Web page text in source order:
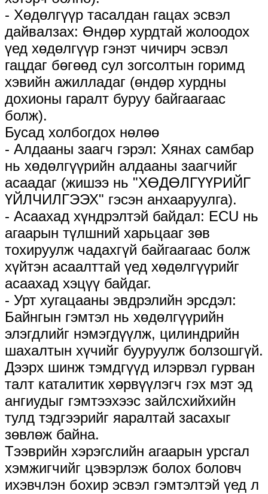
- Хөдөлгүүр тасалдан гацах эсвэл
дайвалзах: Өндөр хурдтай жолоодох
үед хөдөлгүүр гэнэт чичирч эсвэл
гацдаг бөгөөд сул зогсолтын горимд
хэвийн ажилладаг (өндөр хурдны
дохионы гаралт буруу байгаагаас
болж).
Бусад холбогдох нөлөө
- Алдааны заагч гэрэл: Хянах самбар
нь хөдөлгүүрийн алдааны заагчийг
асаадаг (жишээ нь "ХӨДӨЛГҮҮРИЙГ
ҮЙЛЧИЛГЭЭХ" гэсэн анхааруулга).
- Асаахад хүндрэлтэй байдал: ECU нь
агаарын түлшний харьцааг зөв
тохируулж чадахгүй байгаагаас болж
хүйтэн асаалттай үед хөдөлгүүрийг
асаахад хэцүү байдаг.
- Урт хугацааны эвдрэлийн эрсдэл:
Байнгын гэмтэл нь хөдөлгүүрийн
элэгдлийг нэмэгдүүлж, цилиндрийн
шахалтын хүчийг бууруулж болзошгүй.
Дээрх шинж тэмдгүүд илэрвэл гурван
талт каталитик хөрвүүлэгч гэх мэт эд
ангиудыг гэмтээхээс зайлсхийхийн
тулд тэдгээрийг яаралтай засахыг
зөвлөж байна.
Тээврийн хэрэгслийн агаарын урсгал
хэмжигчийг цэвэрлэж болох боловч
ихэвчлэн бохир эсвэл гэмтэлтэй үед л